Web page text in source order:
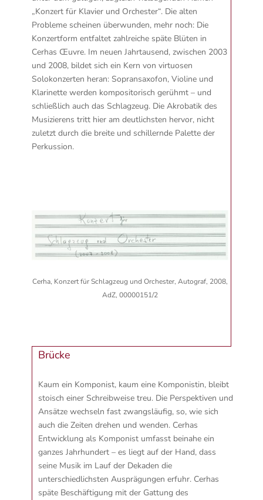
„Konzert für Klavier und Orchester“. Die alten
Probleme scheinen überwunden, mehr noch: Die
Konzertform entfaltet zahlreiche späte Blüten in
Cerhas Œuvre. Im neuen Jahrtausend, zwischen 2003
und 2008, bildet sich ein Kern von virtuosen
Solokonzerten heran: Sopransaxofon, Violine und
Klarinette werden kompositorisch gerühmt – und
schließlich auch das Schlagzeug. Die Akrobatik des
Musizierens tritt hier am deutlichsten hervor, nicht
zuletzt durch die breite und schillernde Palette der
Perkussion.
Cerha, Konzert für Schlagzeug und Orchester, Autograf, 2008,
AdZ, 00000151/2
Brücke
Kaum ein Komponist, kaum eine Komponistin, bleibt
stoisch einer Schreibweise treu. Die Perspektiven und
Ansätze wechseln fast zwangsläufig, so, wie sich
auch die Zeiten drehen und wenden. Cerhas
Entwicklung als Komponist umfasst beinahe ein
ganzes Jahrhundert – es liegt auf der Hand, dass
seine Musik im Lauf der Dekaden die
unterschiedlichsten Ausprägungen erfuhr. Cerhas
späte Beschäftigung mit der Gattung des